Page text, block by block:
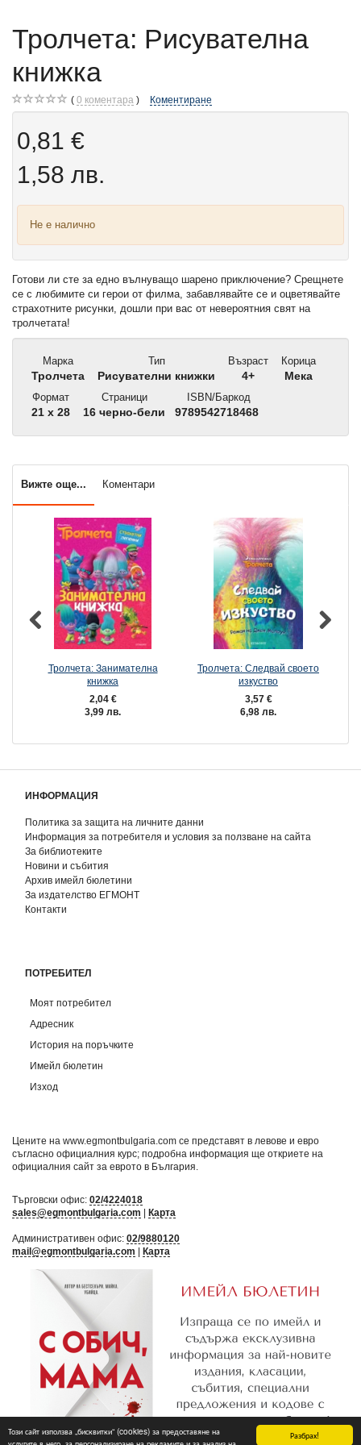
Разбрах!
Този сайт използва „бисквитки“ (cookies) за предоставяне на
Тролчета: Рисувателна
книжка
0 коментара Коментиране
0,81 €
1,58 лв.
Не е налично
Готови ли сте за едно вълнуващо шарено приключение? Срещнете
се с любимите си герои от филма, забавлявайте се и оцветявайте
страхотните рисунки, дошли при вас от невероятния свят на
тролчетата!
Марка
Тролчета
Тип
Рисувателни книжки
Възраст
4+
Корица
Мека
Формат
21 x 28
Страници
16 черно-бели
ISBN/Баркод
9789542718468
Вижте още... Коментари
Тролчета: Занимателна
книжка
2,04 €
3,99 лв.
Тролчета: Следвай своето
изкуство
3,57 €
6,98 лв.
ИНФОРМАЦИЯ
Политика за защита на личните данни
Информация за потребителя и условия за ползване на сайта
За библиотеките
Новини и събития
Архив имейл бюлетини
За издателство ЕГМОНТ
Контакти
ПОТРЕБИТЕЛ
Моят потребител
Адресник
История на поръчките
Имейл бюлетин
Изход
Цените на www.egmontbulgaria.com се представят в левове и евро
съгласно официалния курс; подробна информация ще откриете на
официалния сайт за еврото в България
Търговски офис: 02/4224018
sales@egmontbulgaria.com
Карта
Административен офис: 02/9880120
mail@egmontbulgaria.com
Карта